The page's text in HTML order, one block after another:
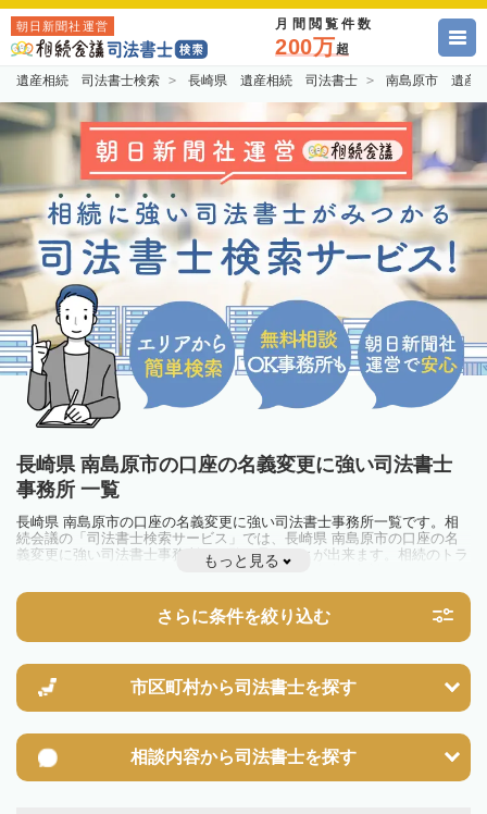
朝日新聞社運営 月間閲覧件数
200万超
遺産相続 司法書士検索 長崎県 遺産相続 司法書士 南島原市 遺産
長崎県 南島原市の口座の名義変更に強い司法書士
事務所 一覧
長崎県 南島原市の口座の名義変更に強い司法書士事務所一覧です。相
続会議の「司法書士検索サービス」では、長崎県 南島原市の口座の名
義変更に強い司法書士事務所を一覧で見ることが出来ます。相続のトラ
ブルやお悩みを抱えている方は一度近隣の司法書士に相談してみましょ
もっと見る
さらに条件を絞り込む
市区町村から司法書士を探す
相談内容から司法書士を探す